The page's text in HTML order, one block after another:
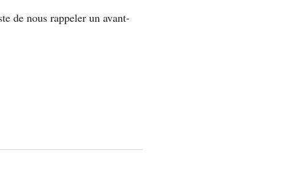
de nous rappeler un avant-